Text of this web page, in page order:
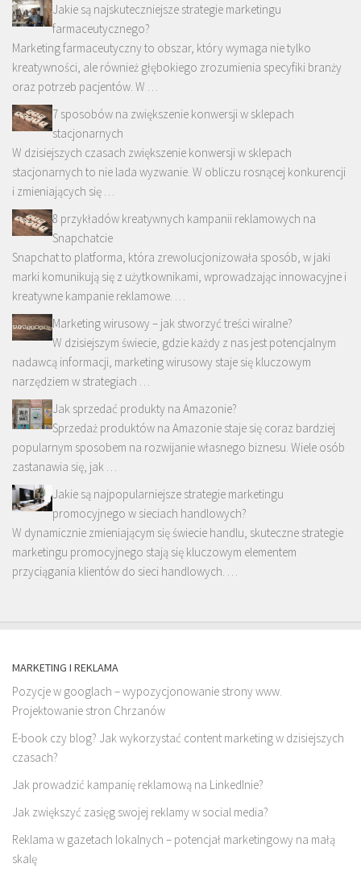
Jakie są najskuteczniejsze strategie marketingu
farmaceutycznego?
Marketing farmaceutyczny to obszar, który wymaga nie tylko
kreatywności, ale również głębokiego zrozumienia specyfiki branży
oraz potrzeb pacjentów. W …
7 sposobów na zwiększenie konwersji w sklepach
stacjonarnych
W dzisiejszych czasach zwiększenie konwersji w sklepach
stacjonarnych to nie lada wyzwanie. W obliczu rosnącej konkurencji
i zmieniających się …
8 przykładów kreatywnych kampanii reklamowych na
Snapchatcie
Snapchat to platforma, która zrewolucjonizowała sposób, w jaki
marki komunikują się z użytkownikami, wprowadzając innowacyjne i
kreatywne kampanie reklamowe. …
Marketing wirusowy – jak stworzyć treści wiralne?
W dzisiejszym świecie, gdzie każdy z nas jest potencjalnym
nadawcą informacji, marketing wirusowy staje się kluczowym
narzędziem w strategiach …
Jak sprzedać produkty na Amazonie?
Sprzedaż produktów na Amazonie staje się coraz bardziej
popularnym sposobem na rozwijanie własnego biznesu. Wiele osób
zastanawia się, jak …
Jakie są najpopularniejsze strategie marketingu
promocyjnego w sieciach handlowych?
W dynamicznie zmieniającym się świecie handlu, skuteczne strategie
marketingu promocyjnego stają się kluczowym elementem
przyciągania klientów do sieci handlowych. …
MARKETING I REKLAMA
Pozycje w googlach – wypozycjonowanie strony www.
Projektowanie stron Chrzanów
E-book czy blog? Jak wykorzystać content marketing w dzisiejszych
czasach?
Jak prowadzić kampanię reklamową na LinkedInie?
Jak zwiększyć zasięg swojej reklamy w social media?
Reklama w gazetach lokalnych – potencjał marketingowy na małą
skalę